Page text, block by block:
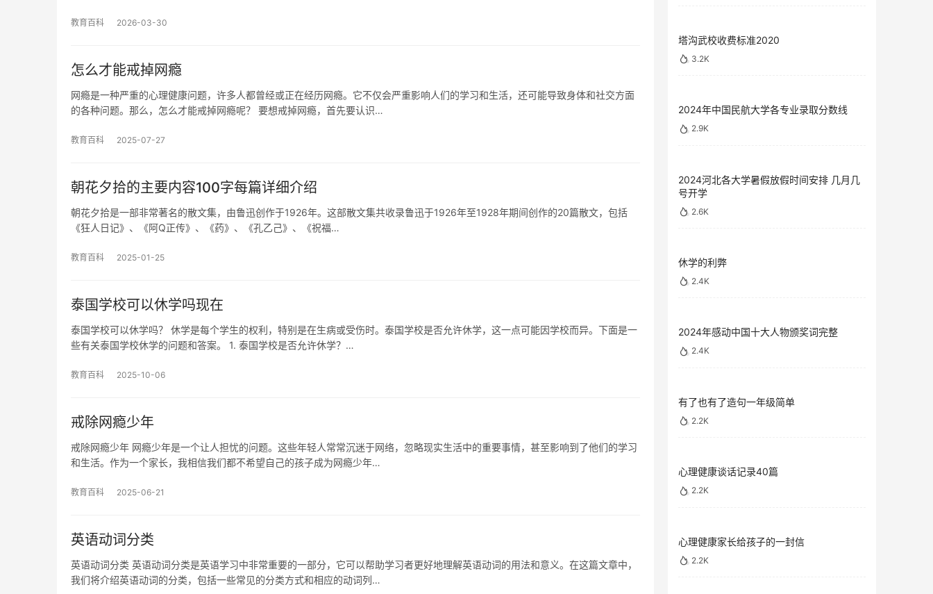
教育百科 2026-03-30
怎么才能戒掉网瘾
网瘾是一种严重的心理健康问题，许多人都曾经或正在经历网瘾。它不仅会严重影响人们的学习和生活，还可能导致身体和社交方面
的各种问题。那么，怎么才能戒掉网瘾呢？ 要想戒掉网瘾，首先要认识…
教育百科 2025-07-27
朝花夕拾的主要内容100字每篇详细介绍
朝花夕拾是一部非常著名的散文集，由鲁迅创作于1926年。这部散文集共收录鲁迅于1926年至1928年期间创作的20篇散文，包括
《狂人日记》、《阿Q正传》、《药》、《孔乙己》、《祝福…
教育百科 2025-01-25
泰国学校可以休学吗现在
泰国学校可以休学吗？ 休学是每个学生的权利，特别是在生病或受伤时。泰国学校是否允许休学，这一点可能因学校而异。下面是一
些有关泰国学校休学的问题和答案。 1. 泰国学校是否允许休学？…
教育百科 2025-10-06
戒除网瘾少年
戒除网瘾少年 网瘾少年是一个让人担忧的问题。这些年轻人常常沉迷于网络，忽略现实生活中的重要事情，甚至影响到了他们的学习
和生活。作为一个家长，我相信我们都不希望自己的孩子成为网瘾少年…
教育百科 2025-06-21
英语动词分类
英语动词分类 英语动词分类是英语学习中非常重要的一部分，它可以帮助学习者更好地理解英语动词的用法和意义。在这篇文章中，
我们将介绍英语动词的分类，包括一些常见的分类方式和相应的动词列…
塔沟武校收费标准2020
3.2K
2024年中国民航大学各专业录取分数线
2.9K
2024河北各大学暑假放假时间安排 几月几
号开学
2.6K
休学的利弊
2.4K
2024年感动中国十大人物颁奖词完整
2.4K
有了也有了造句一年级简单
2.2K
心理健康谈话记录40篇
2.2K
心理健康家长给孩子的一封信
2.2K